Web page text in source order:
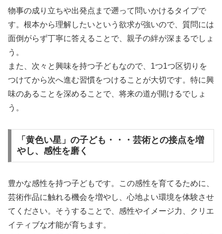
物事の成り立ちや出発点まで遡って問いかけるタイプで
す。根本から理解したいという欲求が強いので、質問には
面倒がらず丁寧に答えることで、親子の絆が深まるでしょ
う。
また、次々と興味を持つ子どもなので、1つ1つ区切りを
つけてから次へ進む習慣をつけることが大切です。特に興
味のあることを深めることで、将来の道が開けるでしょ
う。
「黄色い星」の子ども・・・芸術との接点を増
やし、感性を磨く
豊かな感性を持つ子どもです。この感性を育てるために、
芸術作品に触れる機会を増やし、心地よい環境を体験させ
てください。そうすることで、感性やイメージ力、クリエ
イティブな才能が育ちます。